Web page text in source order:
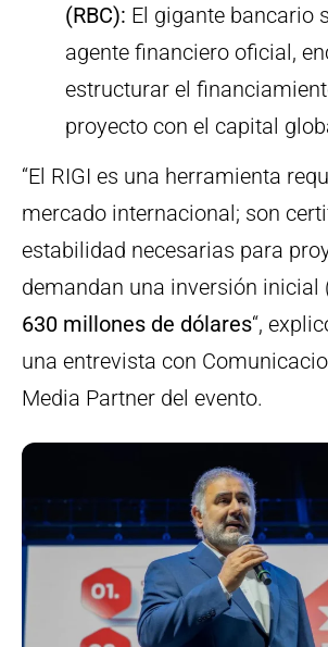
(RBC): El gigante bancario
agente financiero oficial,
estructurar el
proyecto con el capital
“El RIGI es una herramienta
mercado internacional; son
estabilidad necesarias para
demandan una inversión inicial
630 millones de dólares“,
una entrevista con
Media Partner del evento.